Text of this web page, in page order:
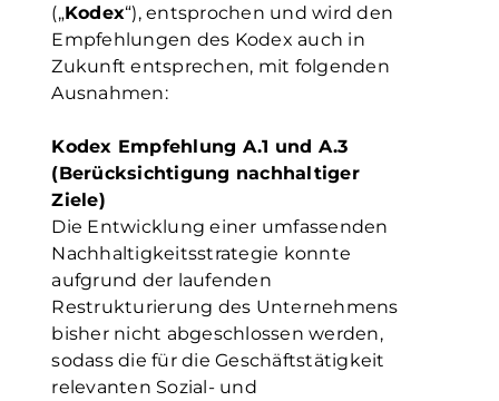
(„Kodex“), entsprochen und wird den
Empfehlungen des Kodex auch in
Zukunft entsprechen, mit folgenden
Ausnahmen:
Kodex Empfehlung A.1 und A.3
(Berücksichtigung nachhaltiger
Ziele)
Die Entwicklung einer umfassenden
Nachhaltigkeitsstrategie konnte
aufgrund der laufenden
Restrukturierung des Unternehmens
bisher nicht abgeschlossen werden,
sodass die für die Geschäftstätigkeit
relevanten Sozial- und